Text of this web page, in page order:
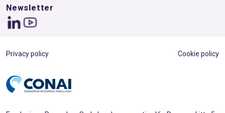
Newsletter
Privacy policy Cookie policy